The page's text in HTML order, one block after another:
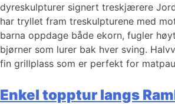
dyreskulpturer signert treskjærere
har tryllet fram treskulpturene med
barna oppdage både ekorn, fugler
bjørner som lurer bak hver sving.
fin grillplass som er perfekt for
Enkel topptur langs